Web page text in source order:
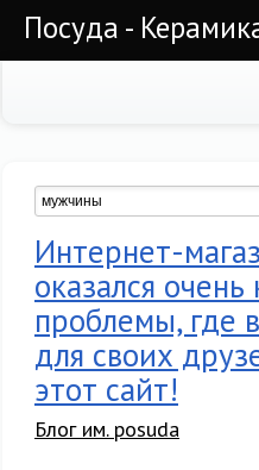
Посуда -
Интернет-
оказался
проблемы, где
для своих
этот сайт!
Блог им. posuda